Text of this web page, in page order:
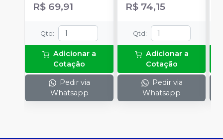
R$ 69,91
Qtd :
Adicionar a
Cotação
Pedir via
Whatsapp
R$ 74,15
Qtd :
Adicionar a
Cotação
Pedir via
Whatsapp